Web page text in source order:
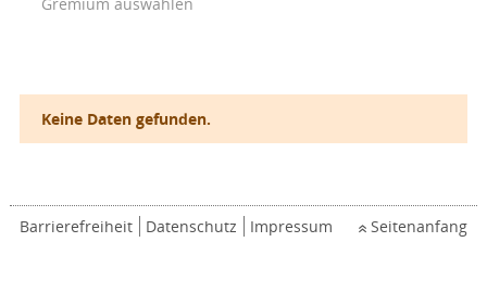
Keine Daten gefunden.
Barrierefreiheit Datenschutz Impressum Seitenanfang